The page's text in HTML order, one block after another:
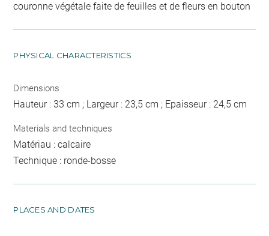
couronne végétale faite de feuilles et de fleurs en bouton
PHYSICAL CHARACTERISTICS
Dimensions
Hauteur : 33 cm ; Largeur : 23,5 cm ; Epaisseur : 24,5 cm
Materials and techniques
Matériau : calcaire
Technique : ronde-bosse
PLACES AND DATES